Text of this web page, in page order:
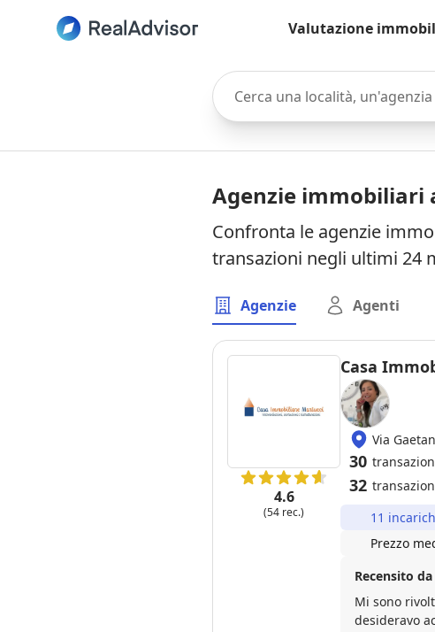
Valutazione
Cerca una località, un'agenzia o
Agenzie immobiliari
Confronta le agenzie
transazioni negli ultimi 24
Agenzie Agenti
4.6
(54 rec.)
Casa
Via
30
32
11
Prezzo
Recensito
Mi sono
desideravo